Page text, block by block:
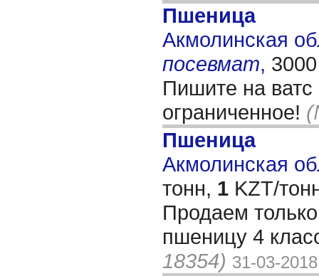
Пшеница
Акмолинская
посевмат,
Пишите на ватс
ограниченное!
Пшеница
Акмолинская
тонн, 1 KZT/
Продаем
пшеницу 4
18354) 31-03-2018